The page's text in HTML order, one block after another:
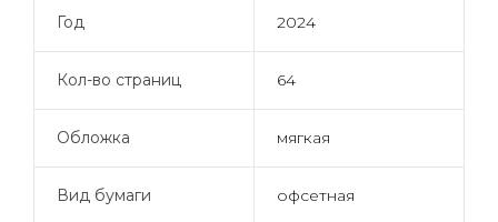
Год 2024
Кол-во страниц 64
Обложка мягкая
Вид бумаги офсетная